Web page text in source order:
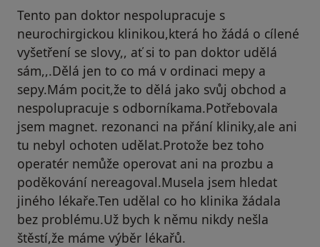
Tento pan doktor nespolupracuje s
neurochirgickou klinikou,která ho žádá o cílené
vyšetření se slovy,, ať si to pan doktor udělá
sám,,.Dělá jen to co má v ordinaci mepy a
sepy.Mám pocit,že to dělá jako svůj obchod a
nespolupracuje s odborníkama.Potřebovala
jsem magnet. rezonanci na přání kliniky,ale ani
tu nebyl ochoten udělat.Protože bez toho
operatér nemůže operovat ani na prozbu a
poděkování nereagoval.Musela jsem hledat
jiného lékaře.Ten udělal co ho klinika žádala
bez problému.Už bych k němu nikdy nešla
štěstí,že máme výběr lékařů.